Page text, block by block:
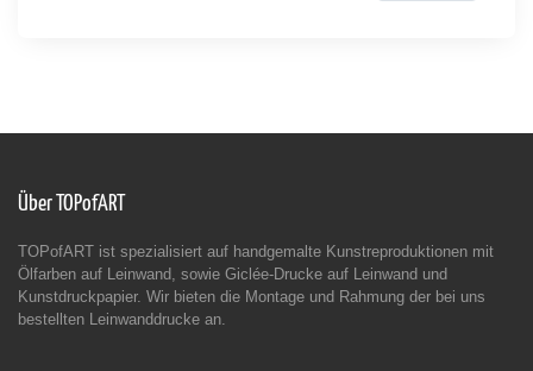
Über TOPofART
TOPofART ist spezialisiert auf handgemalte Kunstreproduktionen mit
Ölfarben auf Leinwand, sowie Giclée-Drucke auf Leinwand und
Kunstdruckpapier. Wir bieten die Montage und Rahmung der bei uns
bestellten Leinwanddrucke an.